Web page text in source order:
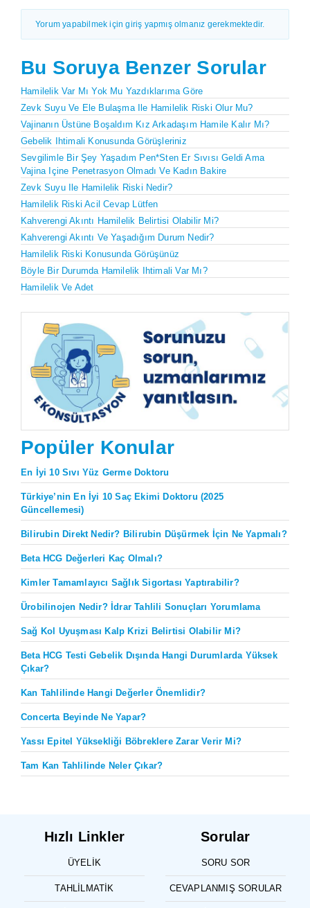
Yorum yapabilmek için giriş yapmış olmanız gerekmektedir.
Bu Soruya Benzer Sorular
Hamilelik Var Mı Yok Mu Yazdıklarıma Göre
Zevk Suyu Ve Ele Bulaşma Ile Hamilelik Riski Olur Mu?
Vajinanın Üstüne Boşaldım Kız Arkadaşım Hamile Kalır Mı?
Gebelik Ihtimali Konusunda Görüşleriniz
Sevgilimle Bir Şey Yaşadım Pen*sten Er Sıvısı Geldi Ama
Vajina Içine Penetrasyon Olmadı Ve Kadın Bakire
Zevk Suyu Ile Hamilelik Riski Nedir?
Hamilelik Riski Acil Cevap Lütfen
Kahverengi Akıntı Hamilelik Belirtisi Olabilir Mi?
Kahverengi Akıntı Ve Yaşadığım Durum Nedir?
Hamilelik Riski Konusunda Görüşünüz
Böyle Bir Durumda Hamilelik Ihtimali Var Mı?
Hamilelik Ve Adet
Popüler Konular
En İyi 10 Sıvı Yüz Germe Doktoru
Türkiye’nin En İyi 10 Saç Ekimi Doktoru (2025
Güncellemesi)
Bilirubin Direkt Nedir? Bilirubin Düşürmek İçin Ne Yapmalı?
Beta HCG Değerleri Kaç Olmalı?
Kimler Tamamlayıcı Sağlık Sigortası Yaptırabilir?
Ürobilinojen Nedir? İdrar Tahlili Sonuçları Yorumlama
Sağ Kol Uyuşması Kalp Krizi Belirtisi Olabilir Mi?
Beta HCG Testi Gebelik Dışında Hangi Durumlarda Yüksek
Çıkar?
Kan Tahlilinde Hangi Değerler Önemlidir?
Concerta Beyinde Ne Yapar?
Yassı Epitel Yüksekliği Böbreklere Zarar Verir Mi?
Tam Kan Tahlilinde Neler Çıkar?
Hızlı Linkler
ÜYELIK
TAHLILMATIK
Sorular
SORU SOR
CEVAPLANMIŞ SORULAR